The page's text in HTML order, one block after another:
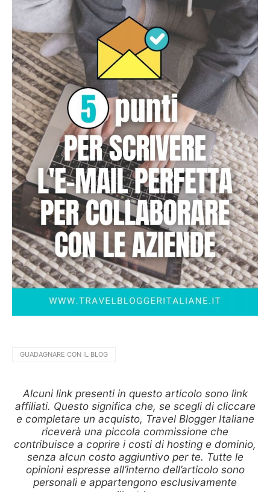
GUADAGNARE CON IL BLOG
Alcuni link presenti in questo articolo sono link
affiliati. Questo significa che, se scegli di cliccare
e completare un acquisto, Travel Blogger Italiane
riceverà una piccola commissione che
contribuisce a coprire i costi di hosting e dominio,
senza alcun costo aggiuntivo per te. Tutte le
opinioni espresse all’interno dell’articolo sono
personali e appartengono esclusivamente